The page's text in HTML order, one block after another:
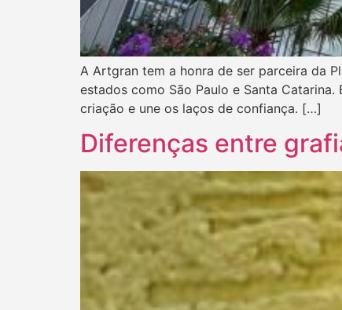
A Artgran tem a honra de ser parceira da
estados como São Paulo e Santa
criação e une os laços de confiança. […]
Diferenças entre